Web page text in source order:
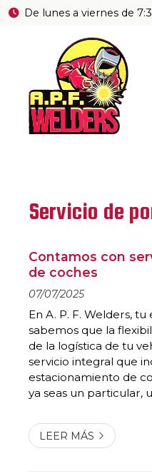
De lunes a viernes de
Servicio de
Contamos con
de coches
07/07/2025
En A. P. F. Welders,
sabemos que la
de la logística de tu
servicio integral que
estacionamiento de
ya seas un particular,
enganche está
LEER MÁS